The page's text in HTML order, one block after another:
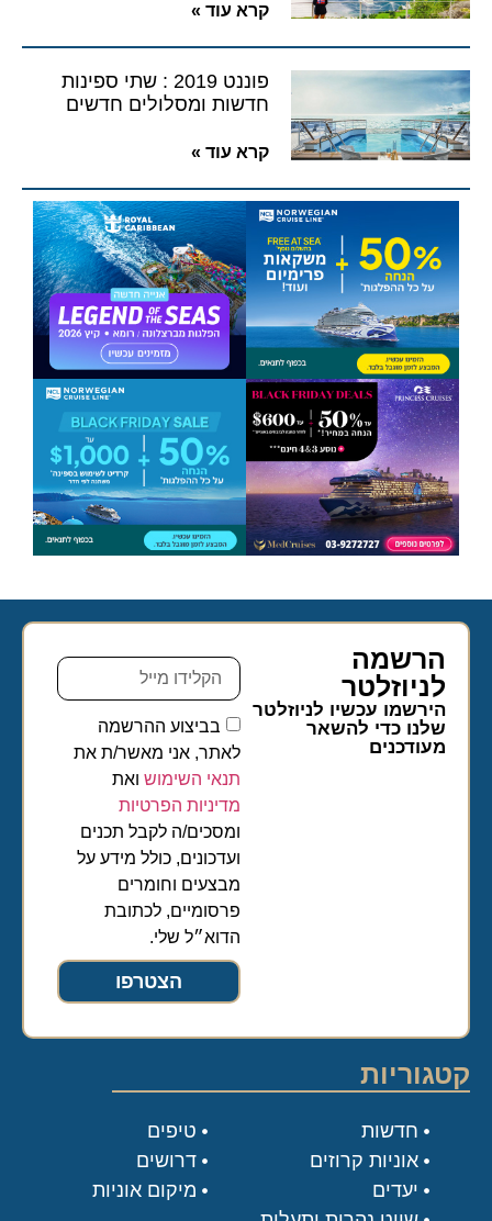
קרא עוד »
פוננט 2019 : שתי ספינות
חדשות ומסלולים חדשים
קרא עוד »
הרשמה
לניוזלטר​
הירשמו עכשיו לניוזלטר
שלנו כדי להשאר
מעודכנים
בביצוע ההרשמה
לאתר, אני מאשר/ת את
תנאי השימושואת
מדיניות הפרטיות
ומסכים/ה לקבל תכנים
ועדכונים, כולל מידע על
מבצעים וחומרים
פרסומיים, לכתובת
הדוא״ל שלי.
הצטרפו
קטגוריות
טיפים
דרושים
מיקום אוניות
חדשות
אוניות קרוזים
יעדים